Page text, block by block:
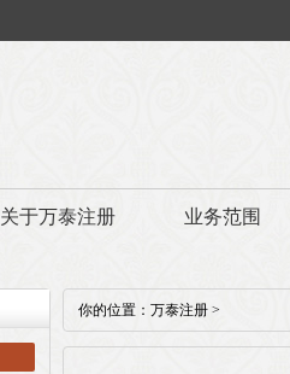
关于万泰注册 业务范围
你的位置： 万泰注册 >